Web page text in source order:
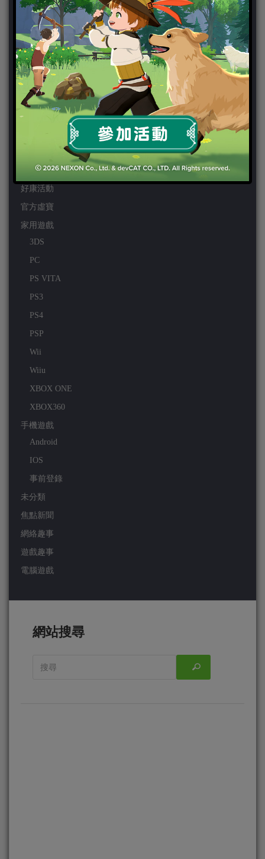
新聞分類
ChinaJoy 2018
Chinajoy2025
Cosplay 專區
TGS2019
VIPlayer
天堂2:革命 專區
天堂2:革命 攻略
天堂2:革命 新聞
好康活動
官方虛寶
家用遊戲
3DS
PC
PS VITA
PS3
PS4
PSP
Wii
Wiiu
XBOX ONE
XBOX360
手機遊戲
Android
IOS
事前登錄
未分類
焦點新聞
網絡趣事
遊戲趣事
電腦遊戲
網站搜尋